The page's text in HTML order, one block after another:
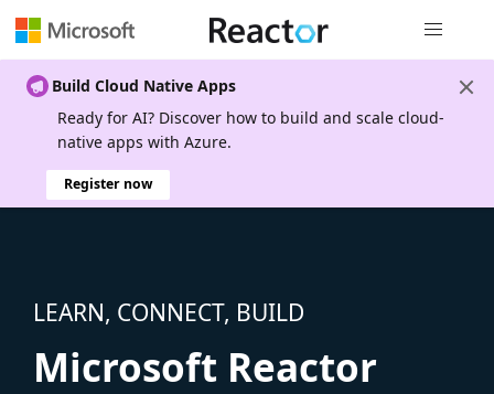
Build Cloud Native Apps
Ready for AI? Discover how to build and scale cloud-
native apps with Azure.
Register now
LEARN, CONNECT, BUILD
Microsoft Reactor